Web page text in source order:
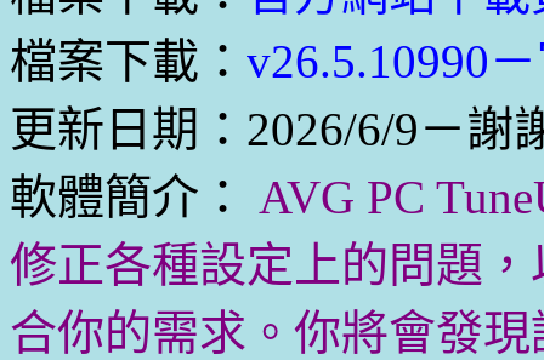
檔案下載： v26.5.10990
更新日期：2026/6/9－謝
軟體簡介：
AVG PC
修正各種設定上的問題
合你的需求。你將會發